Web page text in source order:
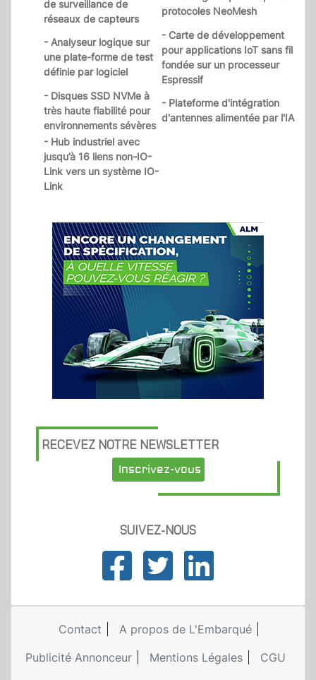
de surveillance de
réseaux de capteurs
protocoles NeoMesh
- Analyseur logique sur
une plate-forme de test
définie par logiciel
- Carte de développement
pour applications IoT sans fil
fondée sur un processeur
Espressif
- Disques SSD NVMe à
très haute fiabilité pour
environnements sévères
- Plateforme d'intégration
d'antennes alimentée par l'IA
- Hub industriel avec
jusqu’à 16 liens non-IO-
Link vers un système IO-
Link
RECEVEZ NOTRE NEWSLETTER
Inscrivez-vous
SUIVEZ-NOUS
Contact
A propos de L'Embarqué
Publicité Annonceur
Mentions Légales CGU